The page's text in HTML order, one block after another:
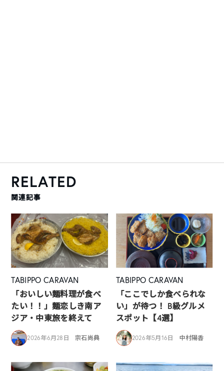
RELATED
関連記事
TABIPPO CARAVAN
「おいしい麺料理が食べ
たい！！」麺恋しき南ア
ジア・中東旅を終えて
2026年6月28日 宗石尚典
TABIPPO CARAVAN
「ここでしか食べられな
い」が待つ！ B級グルメ
スポット【4選】
2026年5月16日 中村陽香